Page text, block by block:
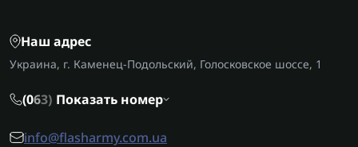
Наш адрес
Украина, г. Каменец-Подольский, Голосковское шоссе, 1
(063) Показать номер
info@flasharmy.com.ua